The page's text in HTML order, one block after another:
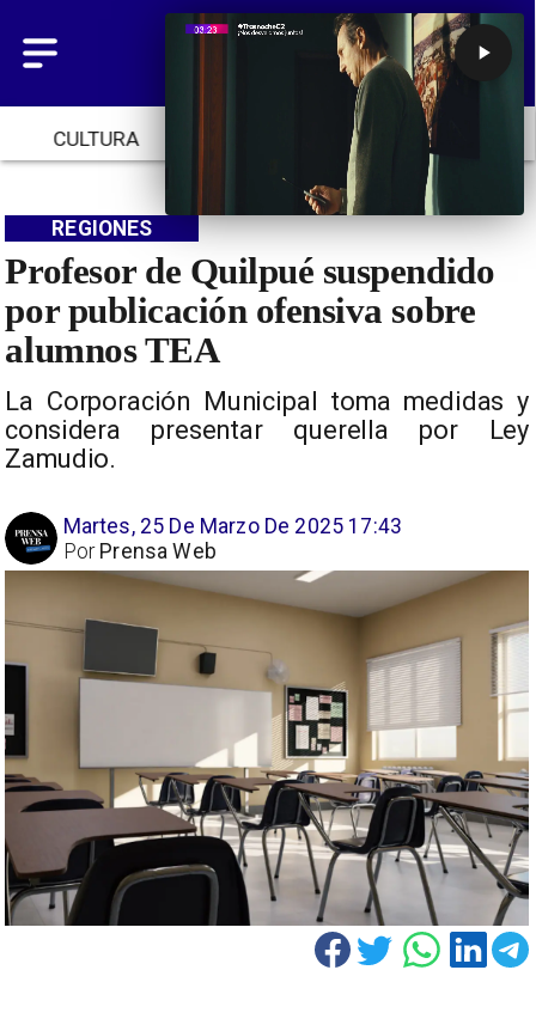
CULTURA INICIO
Profesor de Quilpué suspendido
por publicación ofensiva sobre
alumnos TEA
La Corporación Municipal toma medidas y
considera presentar querella por Ley
Zamudio.
REGIONES
Martes, 25 De Marzo De 2025 17:43
Prensa Web
Por